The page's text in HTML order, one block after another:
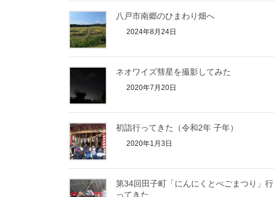
八戸市南郷のひまわり畑へ
2024年8月24日
ネオワイズ彗星を撮影してみた
2020年7月20日
初詣行ってきた（令和2年 子年）
2020年1月3日
第34回田子町「にんにくとべごまつり」行
ってきた